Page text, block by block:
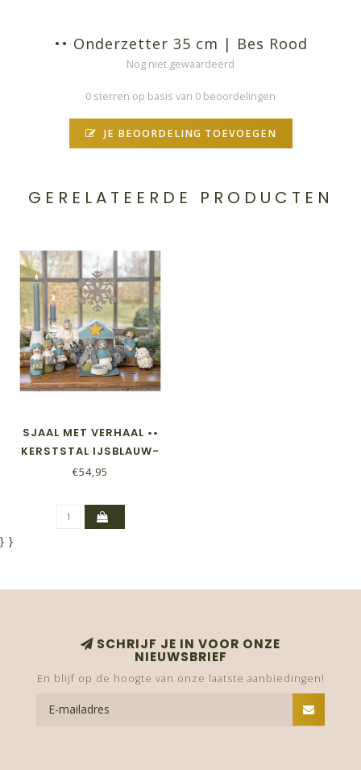
•• Onderzetter 35 cm | Bes Rood
Nog niet gewaardeerd
0 sterren op basis van 0 beoordelingen
JE BEOORDELING TOEVOEGEN
GERELATEERDE PRODUCTEN
SJAAL MET VERHAAL ••
KERSTSTAL IJSBLAUW-
WIT
€54,95
} }
SCHRIJF JE IN VOOR ONZE
NIEUWSBRIEF
En blijf op de hoogte van onze laatste aanbiedingen!